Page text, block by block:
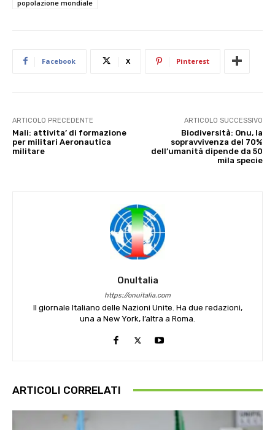
popolazione mondiale
Facebook X Pinterest
ARTICOLO PRECEDENTE
Mali: attivita’ di formazione
per militari Aeronautica
militare
ARTICOLO SUCCESSIVO
Biodiversità: Onu, la
sopravvivenza del 70%
dell’umanità dipende da 50
mila specie
OnuItalia
https://onuitalia.com
Il giornale Italiano delle Nazioni Unite. Ha due redazioni,
una a New York, l’altra a Roma.
ARTICOLI CORRELATI